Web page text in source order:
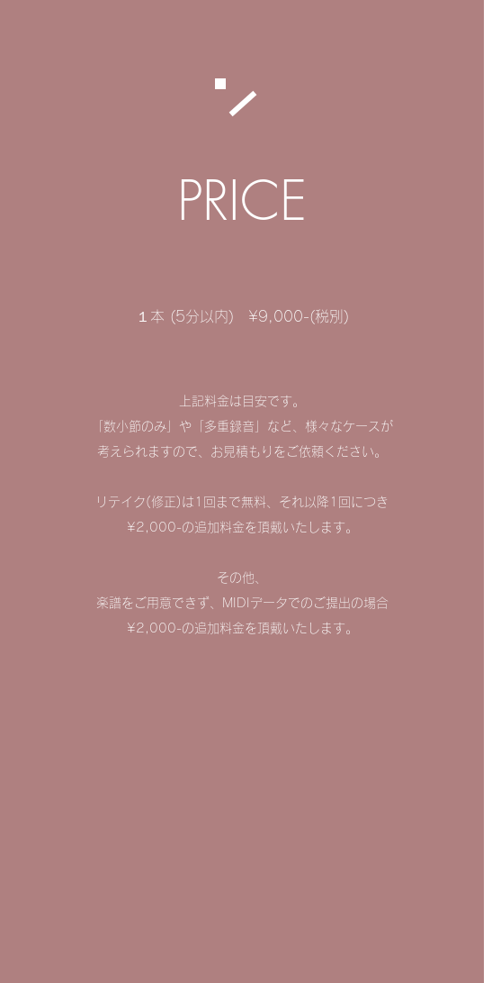
PRICE
１本 (5分以内) ¥9,000-(税別)
上記料金は目安です。
「数小節のみ」や「多重録音」など、様々なケースが
考えられますので、お見積もりをご依頼ください。
リテイク(修正)は1回まで無料、それ以降1回につき
¥2,000-の追加料金を頂戴いたします。
その他、
楽譜をご用意できず、MIDIデータでのご提出の場合
¥2,000-の追加料金を頂戴いたします。